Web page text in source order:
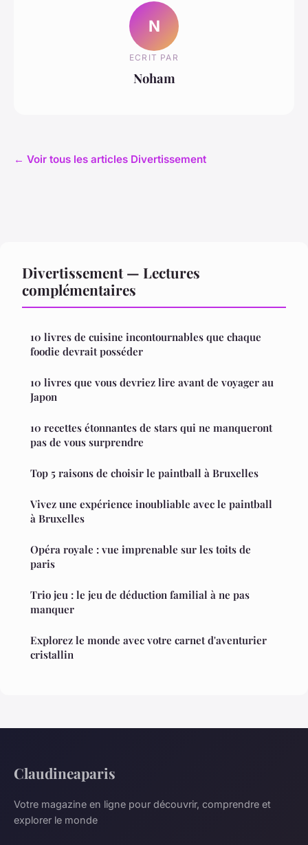
N
ECRIT PAR
Noham
← Voir tous les articles Divertissement
Divertissement — Lectures
complémentaires
10 livres de cuisine incontournables que chaque
foodie devrait posséder
10 livres que vous devriez lire avant de voyager au
Japon
10 recettes étonnantes de stars qui ne manqueront
pas de vous surprendre
Top 5 raisons de choisir le paintball à Bruxelles
Vivez une expérience inoubliable avec le paintball
à Bruxelles
Opéra royale : vue imprenable sur les toits de
paris
Trio jeu : le jeu de déduction familial à ne pas
manquer
Explorez le monde avec votre carnet d'aventurier
cristallin
Claudineaparis
Votre magazine en ligne pour découvrir, comprendre et
explorer le monde